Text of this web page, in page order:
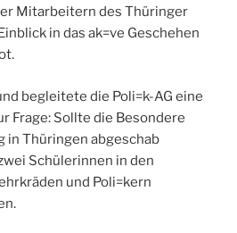
Mitarbeitern des Thüringer
in das ak=ve Geschehen
begleitete die Poli=k-AG eine
Frage: Sollte die Besondere
Thüringen abgeschab
Schülerinnen in den
und Poli=kern